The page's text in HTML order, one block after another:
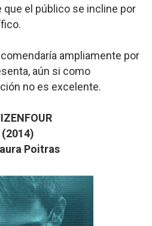
que el público se incline por
ampliamente por
aún si como
no es excelente.
(2014)
Poitras